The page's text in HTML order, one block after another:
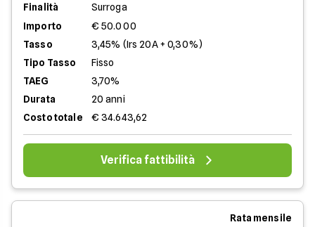
Finalità
Surroga
Importo
€ 50.000
Tasso
3,45% (Irs 20A + 0,30%)
Tipo Tasso
Fisso
TAEG
3,70%
Durata
20 anni
Costo totale
€ 34.643,62
Verifica fattibilità
Rata mensile